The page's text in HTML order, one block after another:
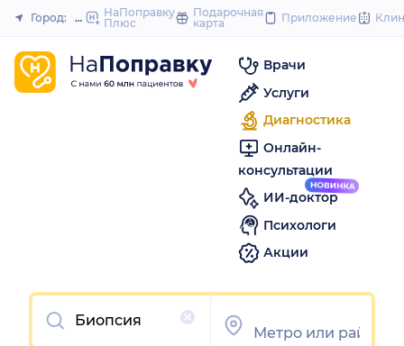
Закрыть
Город: МоскваНаПоправку
Плюс
Подарочная
карта
Приложение
Врачи
Услуги
Диагностика
Онлайн-
консультации
ИИ-доктор
Психологи
Акции
Очистить